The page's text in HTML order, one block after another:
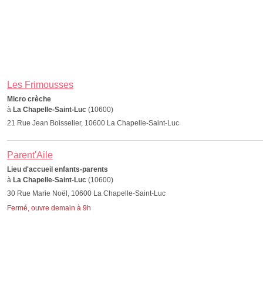
Les Frimousses
Micro crèche
à La Chapelle-Saint-Luc (10600)
21 Rue Jean Boisselier, 10600 La Chapelle-Saint-Luc
Parent'Aile
Lieu d'accueil enfants-parents
à La Chapelle-Saint-Luc (10600)
30 Rue Marie Noël, 10600 La Chapelle-Saint-Luc
Fermé, ouvre demain à 9h